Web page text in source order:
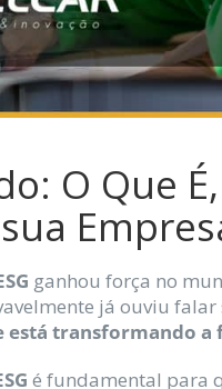
O Que
ganhou força no
já ouviu falar
está transformando
é fundamental para